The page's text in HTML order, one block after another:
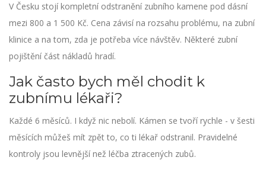
V Česku stojí kompletní odstranění zubního kamene pod dásní
mezi 800 a 1 500 Kč. Cena závisí na rozsahu problému, na zubní
klinice a na tom, zda je potřeba více návštěv. Některé zubní
pojištění část nákladů hradí.
Jak často bych měl chodit k
zubnímu lékaři?
Každé 6 měsíců. I když nic nebolí. Kámen se tvoří rychle - v šesti
měsících můžeš mít zpět to, co ti lékař odstranil. Pravidelné
kontroly jsou levnější než léčba ztracených zubů.